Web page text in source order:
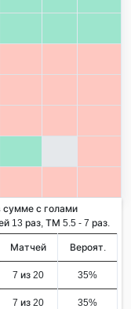
сумме с голами
13 раз, ТМ 5.5 - 7 раз.
Матчей Вероят.
7 из 20 35%
7 из 20 35%